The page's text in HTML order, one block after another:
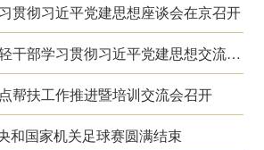
贯彻习近平党建思想座谈会在京召开
中央和国家机关年轻干部学习贯彻习近平党建思想交流会在京…
帮扶工作推进暨培训交流会召开
和国家机关足球赛圆满结束